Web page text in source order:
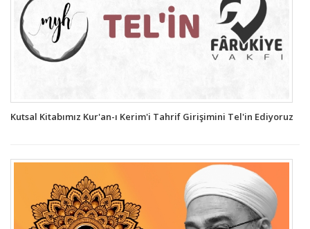
Kutsal Kitabımız Kur'an-ı Kerim'i Tahrif Girişimini Tel'in Ediyoruz